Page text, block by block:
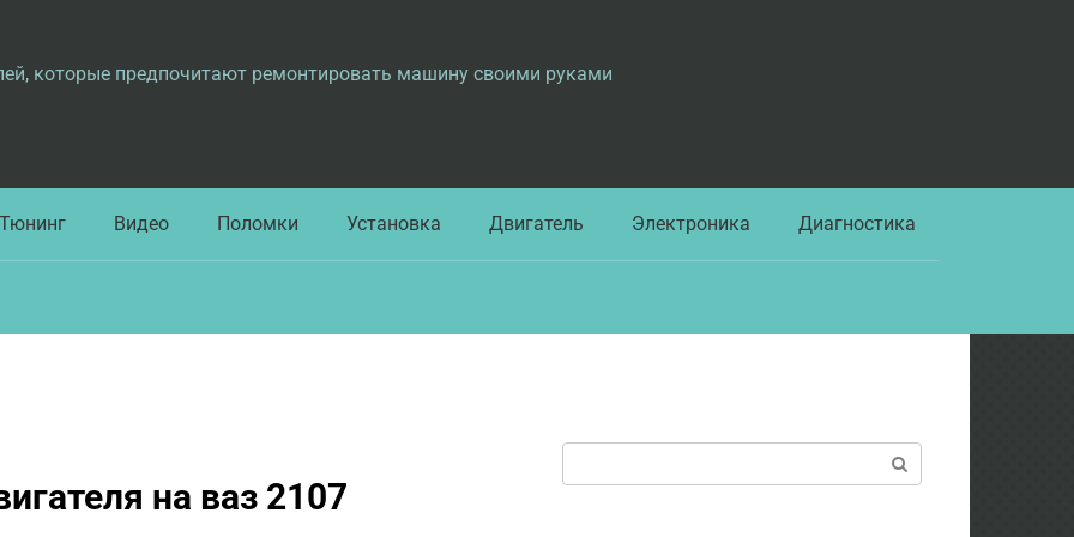
которые предпочитают ремонтировать машину своими руками
Тюнинг Видео Поломки Установка Двигатель Электроника Диагностика
на ваз 2107